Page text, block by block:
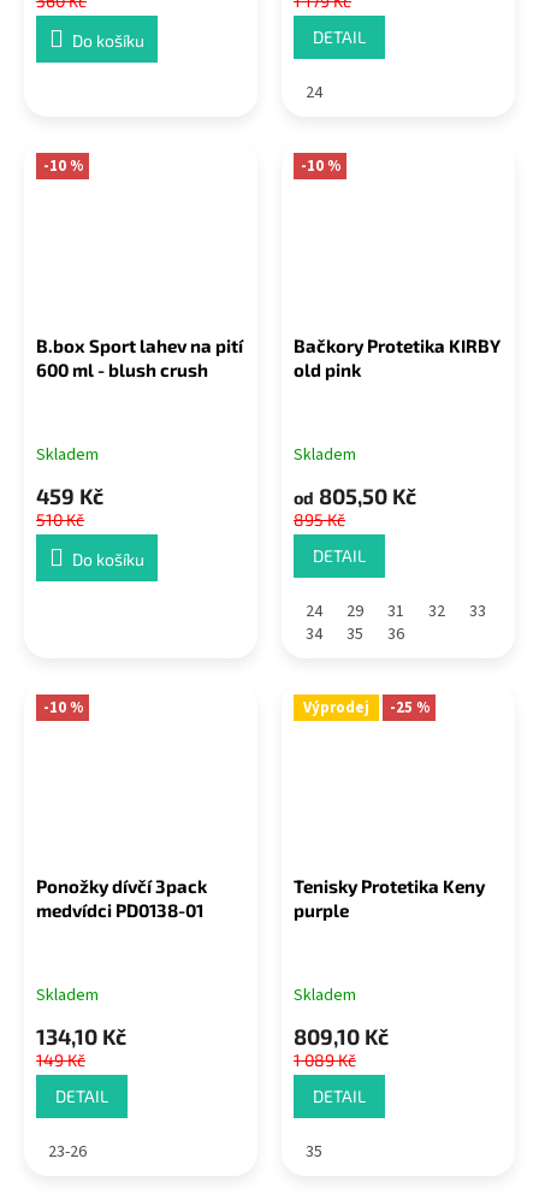
Do košíku
DETAIL
24
-10 %
B.box Sport lahev na pití
600 ml - blush crush
Skladem
459 Kč
510 Kč
Do košíku
-10 %
Bačkory Protetika KIRBY
old pink
Skladem
od 805,50 Kč
895 Kč
DETAIL
24 29 31 32
33
34
35 36
-10 %
Ponožky dívčí 3pack
medvídci PD0138-01
Skladem
134,10 Kč
149 Kč
DETAIL
23-26
Výprodej -25 %
Tenisky Protetika Keny
purple
Skladem
809,10 Kč
1 089 Kč
DETAIL
35